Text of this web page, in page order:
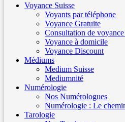
Voyance Suisse
Voyants par téléphone
Voyance Gratuite
Consultation de
Voyance à domicile
Voyance Discount
Médiums
Medium Suisse
Mediumnité
Numérologie
Nos Numérologues
Numérologie : Le
Tarologie